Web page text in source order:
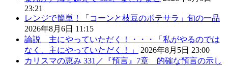
23:21
レンジで簡単！「コーンと枝豆のポテサラ」旬の一品
2026年8月6日 11:15
論説 主にやっていただく！・・・「私がやるのでは
なく、主にやっていただく！」
2026年8月5日 23:00
カリスマの恵み 331／『預言』7章 的確な預言の示し